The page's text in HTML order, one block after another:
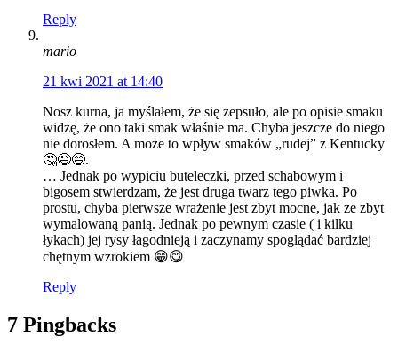
Reply
mario
21 kwi 2021 at 14:40
Nosz kurna, ja myślałem, że się zepsuło, ale po opisie smaku
widzę, że ono taki smak właśnie ma. Chyba jeszcze do niego
nie dorosłem. A może to wpływ smaków „rudej” z Kentucky
🤔😉😄.
… Jednak po wypiciu buteleczki, przed schabowym i
bigosem stwierdzam, że jest druga twarz tego piwka. Po
prostu, chyba pierwsze wrażenie jest zbyt mocne, jak ze zbyt
wymalowaną panią. Jednak po pewnym czasie ( i kilku
łykach) jej rysy łagodnieją i zaczynamy spoglądać bardziej
chętnym wzrokiem 😁😋
Reply
7 Pingbacks